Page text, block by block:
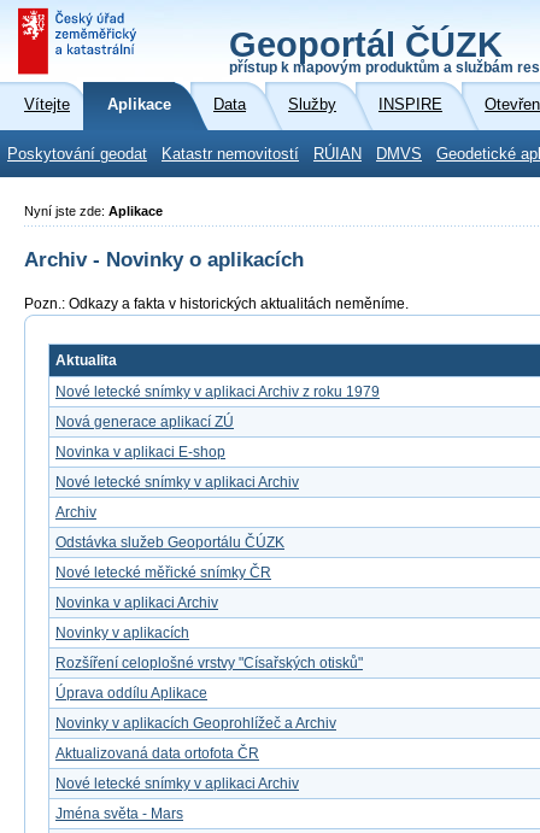
Geoportál ČÚZK
přístup k mapovým produktům a službám
Vítejte Aplikace Data Služby INSPIRE
Poskytování geodat Katastr nemovitostí RÚIAN DMVS Geodetické
Nyní jste zde: Aplikace
Archiv - Novinky o aplikacích
Pozn.: Odkazy a fakta v historických aktualitách neměníme.
Aktualita
Nové letecké snímky v aplikaci Archiv z roku 1979
Nová generace aplikací ZÚ
Novinka v aplikaci E-shop
Nové letecké snímky v aplikaci Archiv
Archiv
Odstávka služeb Geoportálu ČÚZK
Nové letecké měřické snímky ČR
Novinka v aplikaci Archiv
Novinky v aplikacích
Rozšíření celoplošné vrstvy "Císařských otisků"
Úprava oddílu Aplikace
Novinky v aplikacích Geoprohlížeč a Archiv
Aktualizovaná data ortofota ČR
Nové letecké snímky v aplikaci Archiv
Jména světa - Mars